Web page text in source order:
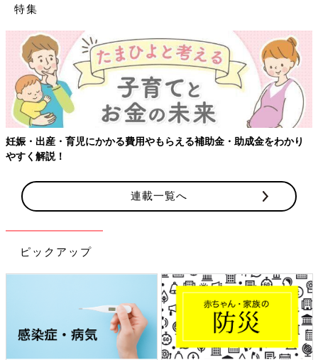
特集
妊娠・出産・育児にかかる費用やもらえる補助金・助成金をわかり
やすく解説！
連載一覧へ
ピックアップ